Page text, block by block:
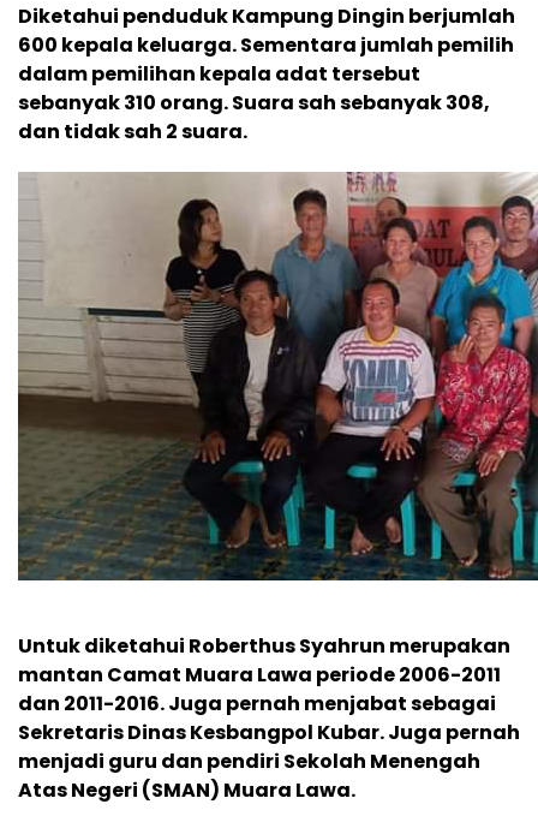
Diketahui penduduk Kampung Dingin berjumlah
600 kepala keluarga. Sementara jumlah pemilih
dalam pemilihan kepala adat tersebut
sebanyak 310 orang. Suara sah sebanyak 308,
dan tidak sah 2 suara.
Untuk diketahui Roberthus Syahrun merupakan
mantan Camat Muara Lawa periode 2006-2011
dan 2011-2016. Juga pernah menjabat sebagai
Sekretaris Dinas Kesbangpol Kubar. Juga pernah
menjadi guru dan pendiri Sekolah Menengah
Atas Negeri (SMAN) Muara Lawa.